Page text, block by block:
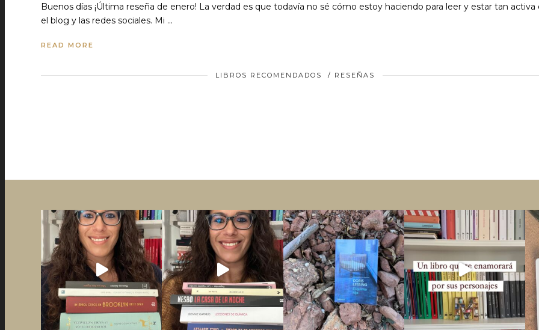
Buenos días ¡Última reseña de enero! La verdad es que todavía no sé cómo estoy haciendo para leer y estar tan activa
el blog y las redes sociales. Mi …
READ MORE
LIBROS RECOMENDADOS / RESEÑAS